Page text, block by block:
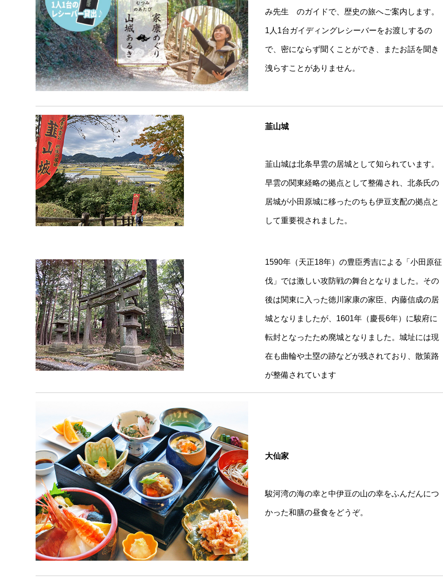
み先生 のガイドで、歴史の旅へご案内します。
1人1台ガイディングレシーバーをお渡しするの
で、密にならず聞くことができ、またお話を聞き
洩らすことがありません。
韮山城
韮山城は北条早雲の居城として知られています。
早雲の関東経略の拠点として整備され、北条氏の
居城が小田原城に移ったのちも伊豆支配の拠点と
して重要視されました。
1590年（天正18年）の豊臣秀吉による「小田原征
伐」では激しい攻防戦の舞台となりました。その
後は関東に入った徳川家康の家臣、内藤信成の居
城となりましたが、1601年（慶長6年）に駿府に
転封となったため廃城となりました。城址には現
在も曲輪や土塁の跡などが残されており、散策路
が整備されています
大仙家
駿河湾の海の幸と中伊豆の山の幸をふんだんにつ
かった和膳の昼食をどうぞ。